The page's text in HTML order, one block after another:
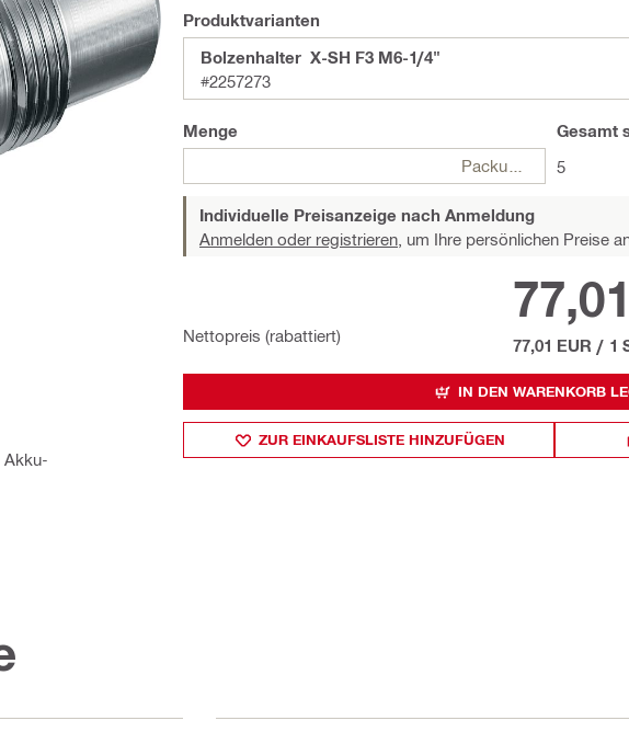
Akku-
Produktvarianten
Bolzenhalter X-SH F3 M6-1/4"
#2257273
Menge
Gesamt
5
Individuelle Preisanzeige nach Anmeldung
Anmelden oder registrieren, um Ihre persönlichen Preise
Nettopreis (rabattiert) 77,01 EUR / 1
IN DEN WARENKORB
ZUR EINKAUFSLISTE HINZUFÜGEN